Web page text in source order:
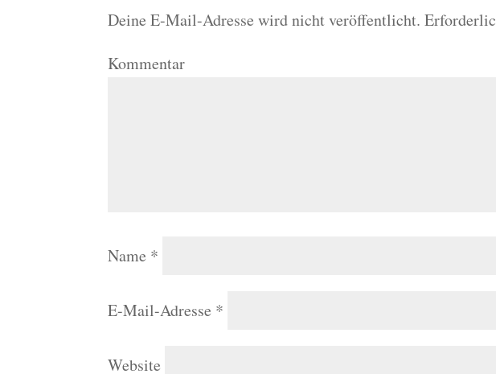
Deine E-Mail-Adresse wird nicht veröffentlicht.
Kommentar
Name *
E-Mail-Adresse *
Website